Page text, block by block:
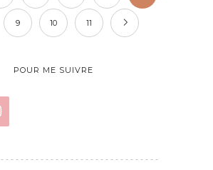
9 10 11
POUR ME SUIVRE